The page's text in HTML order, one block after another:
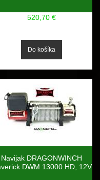
520,70 €
Navijak DRAGONWINCH
DWM 13000 HD, 12V